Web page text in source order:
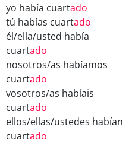
yo había cuartado
tú habías cuartado
él/ella/usted había
cuartado
nosotros/as habíamos
cuartado
vosotros/as habíais
cuartado
ellos/ellas/ustedes habían
cuartado